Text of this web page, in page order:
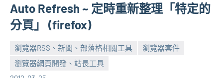
Auto Refresh ~ 定時重新整理「特定的
分頁」 (firefox)
瀏覽器RSS、新聞、部落格相關工具
瀏覽器套件
瀏覽器網頁開發、站長工具
張
No